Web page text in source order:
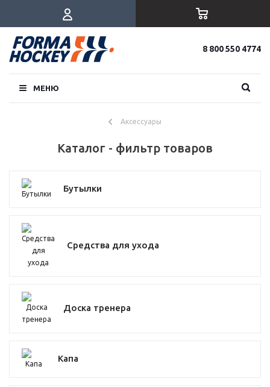
8 800 550 4774
МЕНЮ
Аксессуары
Каталог - фильтр товаров
Бутылки
Средства для ухода
Доска тренера
Капа